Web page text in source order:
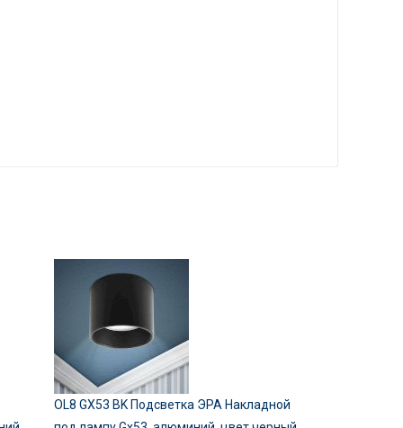
OL8 GX53 BK Подсветка ЭРА Накладной